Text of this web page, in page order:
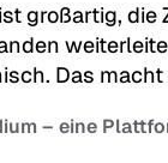
großartig,
Das
– eine